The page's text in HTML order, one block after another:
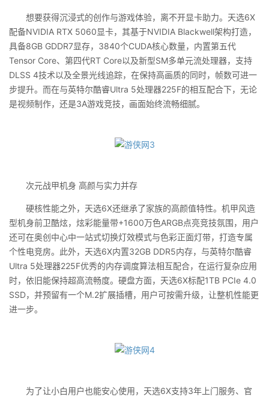
想要获得沉浸式的创作与游戏体验，离不开显卡助力。天选6X
配备NVIDIA RTX 5060显卡，其基于NVIDIA Blackwell架构打造，
具备8GB GDDR7显存，3840个CUDA核心数量，内置第五代
Tensor Core、第四代RT Core以及新型SM多单元流处理器，支持
DLSS 4技术以及全景光线追踪，在保持高画质的同时，帧数可进一
步提升。而在与英特尔酷睿Ultra 5处理器225F的相互配合下，无论
是视频制作，还是3A游戏竞技，画面始终流畅细腻。
次元战甲机身 高颜与实力并存
硬核性能之外，天选6X还继承了家族的高颜值特性。机甲风造
型机身前卫酷炫，炫彩能量带+1600万色ARGB点亮竞技氛围，用户
还可在奥创中心中一站式切换灯效模式与色彩正面灯带，打造专属
个性电竞房。此外，天选6X内置32GB DDR5内存，与英特尔酷睿
Ultra 5处理器225F优秀的内存调度算法相互配合，在运行复杂应用
时，依旧能保持超高流畅度。硬盘方面，天选6X标配1TB PCIe 4.0
SSD，并预留有一个M.2扩展插槽，用户可按需升级，让整机性能更
进一步。
为了让小白用户也能安心使用，天选6X支持3年上门服务、官